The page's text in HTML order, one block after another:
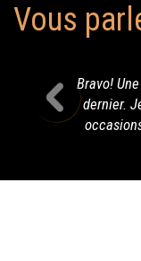
Vous
Bravo!
dernier.